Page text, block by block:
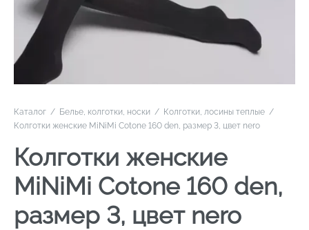
Каталог / Белье, колготки, носки / Колготки, лосины теплые /
Колготки женские MiNiMi Cotone 160 den, размер 3, цвет nero
Колготки женские
MiNiMi Cotone 160 den,
размер 3, цвет nero